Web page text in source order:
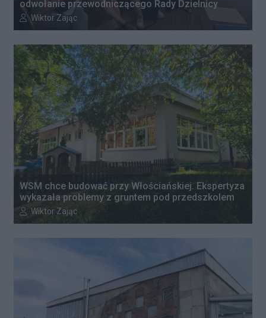
odwołanie przewodniczącego Rady Dzielnicy
Autor artykułu:
Wiktor Zając
WSM chce budować przy Włościańskiej. Ekspertyza
wykazała problemy z gruntem pod przedszkolem
Autor artykułu:
Wiktor Zając